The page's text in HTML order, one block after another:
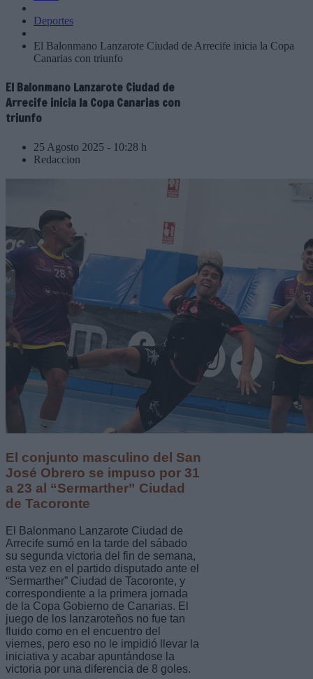
Deportes
El Balonmano Lanzarote Ciudad de Arrecife inicia la Copa
Canarias con triunfo
El Balonmano Lanzarote Ciudad de
Arrecife inicia la Copa Canarias con
triunfo
25 Agosto 2025 - 10:28 h
Redaccion
El conjunto masculino del San
José Obrero se impuso por 31
a 23 al “Sermarther” Ciudad
de Tacoronte
El Balonmano Lanzarote Ciudad de
Arrecife sumó en la tarde del sábado
su segunda victoria del fin de semana,
esta vez en el partido disputado ante el
“Sermarther” Ciudad de Tacoronte, y
correspondiente a la primera jornada
de la Copa Gobierno de Canarias. El
juego de los lanzaroteños no fue tan
fluido como en el encuentro del
viernes, pero eso no le impidió llevar la
iniciativa y acabar apuntándose la
victoria por una diferencia de 8 goles.